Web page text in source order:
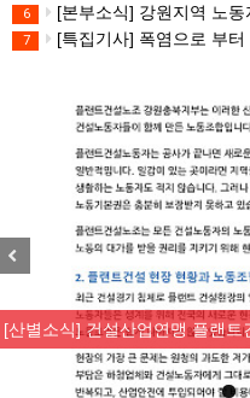
6 [본부소식] 강원지역 노동
7 [특집기사] 폭염으로 부
[산별소식] 건설산업연맹 플랜트